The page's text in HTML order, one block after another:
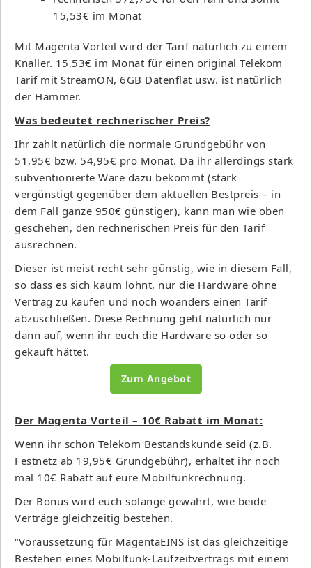
15,53€ im Monat
Mit Magenta Vorteil wird der Tarif natürlich zu einem
Knaller. 15,53€ im Monat für einen original Telekom
Tarif mit StreamON, 6GB Datenflat usw. ist natürlich
der Hammer.
Was bedeutet rechnerischer Preis?
Ihr zahlt natürlich die normale Grundgebühr von
51,95€ bzw. 54,95€ pro Monat. Da ihr allerdings stark
subventionierte Ware dazu bekommt (stark
vergünstigt gegenüber dem aktuellen Bestpreis – in
dem Fall ganze 950€ günstiger), kann man wie oben
geschehen, den rechnerischen Preis für den Tarif
ausrechnen.
Dieser ist meist recht sehr günstig, wie in diesem Fall,
so dass es sich kaum lohnt, nur die Hardware ohne
Vertrag zu kaufen und noch woanders einen Tarif
abzuschließen. Diese Rechnung geht natürlich nur
dann auf, wenn ihr euch die Hardware so oder so
gekauft hättet.
Zum Angebot
Der Magenta Vorteil – 10€ Rabatt im Monat:
Wenn ihr schon Telekom Bestandskunde seid (z.B.
Festnetz ab 19,95€ Grundgebühr), erhaltet ihr noch
mal 10€ Rabatt auf eure Mobilfunkrechnung.
Der Bonus wird euch solange gewährt, wie beide
Verträge gleichzeitig bestehen.
“Voraussetzung für MagentaEINS ist das gleichzeitige
Bestehen eines Mobilfunk-Laufzeitvertrags mit einem